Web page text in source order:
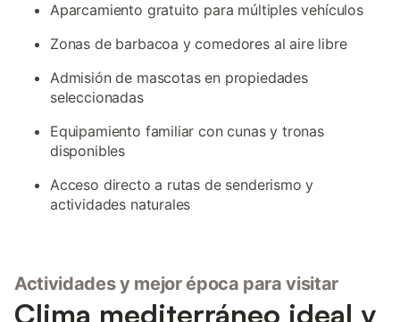
Aparcamiento gratuito para múltiples vehículos
Zonas de barbacoa y comedores al aire libre
Admisión de mascotas en propiedades
seleccionadas
Equipamiento familiar con cunas y tronas
disponibles
Acceso directo a rutas de senderismo y
actividades naturales
Actividades y mejor época para visitar
Clima mediterráneo ideal y